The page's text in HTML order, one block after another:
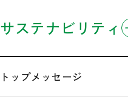
企業情報
3分でわかるミドリ安全
製品情報
製品のお知らせ
研究開発
開発事例
サステナビリティ
トップメッセージ